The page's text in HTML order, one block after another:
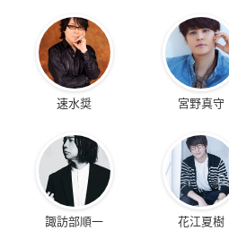
速水奨 宮野真守
諏訪部順一 花江夏樹